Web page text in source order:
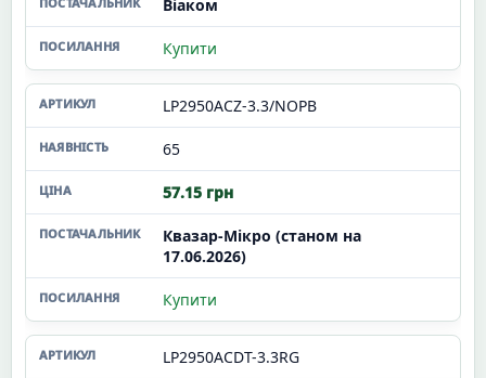
Віаком
Купити
LP2950ACZ-3.3/NOPB
65
57.15 грн
Квазар-Мікро (станом на
17.06.2026)
Купити
LP2950ACDT-3.3RG